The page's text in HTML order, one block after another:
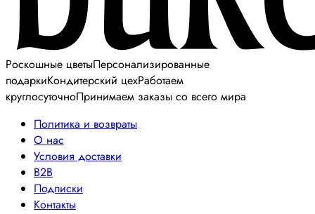
Роскошные цветыПерсонализированные
подаркиКондитерский цехРаботаем
круглосуточноПринимаем заказы со всего мира
Политика и возвраты
О нас
Условия доставки
B2B
Подписки
Контакты